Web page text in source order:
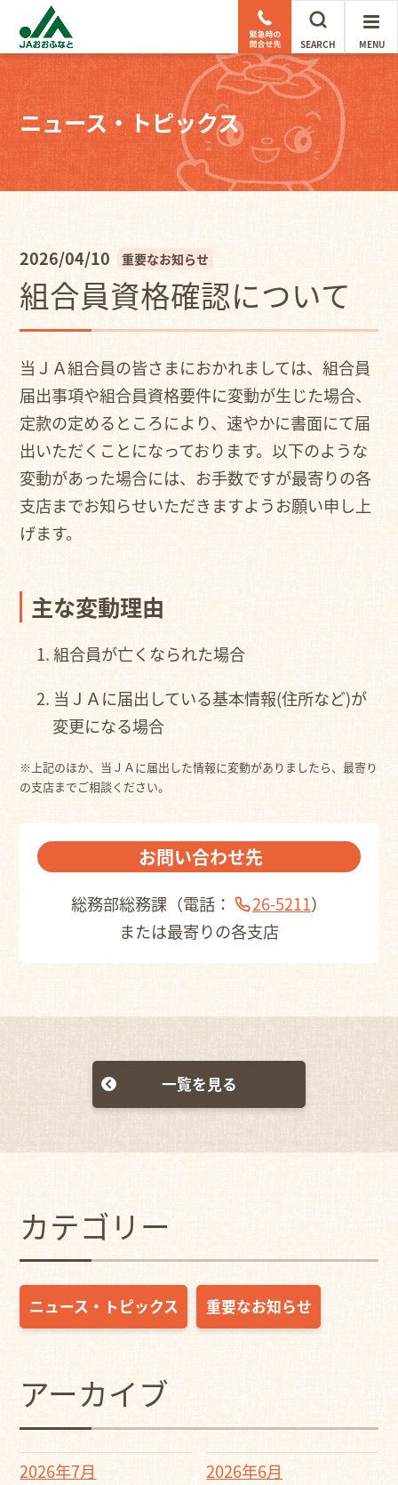
MENU
SEARCH
ニュース・トピックス
2026/04/10 重要なお知らせ
組合員資格確認について
当ＪＡ組合員の皆さまにおかれましては、組合員
届出事項や組合員資格要件に変動が生じた場合、
定款の定めるところにより、速やかに書面にて届
出いただくことになっております。以下のような
変動があった場合には、お手数ですが最寄りの各
支店までお知らせいただきますようお願い申し上
げます。
主な変動理由
組合員が亡くなられた場合
当ＪＡに届出している基本情報(住所など)が
変更になる場合
※上記のほか、当ＪＡに届出した情報に変動がありましたら、最寄り
の支店までご相談ください。
お問い合わせ先
総務部総務課（電話： 26-5211）
または最寄りの各支店
一覧を見る
カテゴリー
ニュース・トピックス 重要なお知らせ
アーカイブ
2026年7月
2026年6月